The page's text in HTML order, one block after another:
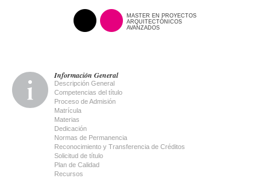
MASTER EN PROYECTOS
ARQUITECTÓNICOS
AVANZADOS
Información General
Descripción General
Competencias del título
Proceso de Admisión
Matrícula
Materias
Dedicación
Normas de Permanencia
Reconocimiento y Transferencia de Créditos
Solicitud de título
Plan de Calidad
Recursos